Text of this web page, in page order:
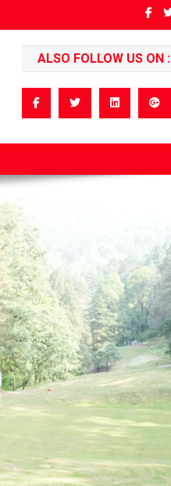
ALSO FOLLOW US ON :